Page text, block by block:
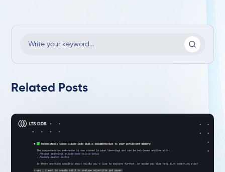
Related Posts